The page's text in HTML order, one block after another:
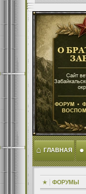
⌂ ГЛАВНАЯ ●
ФОРУМЫ